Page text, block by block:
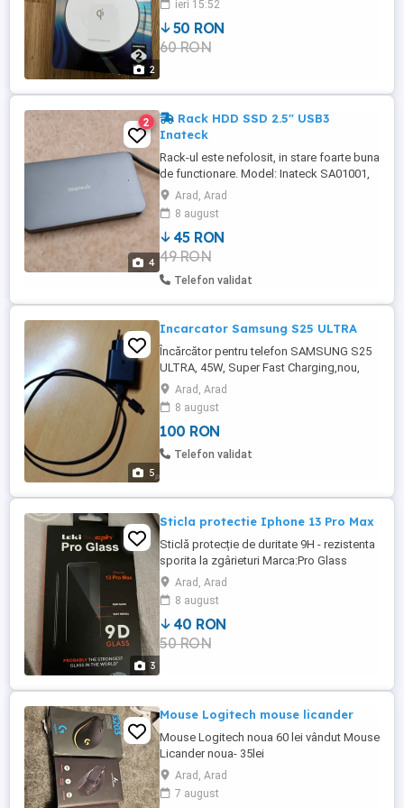
2
ieri 15:52
50 RON
60 RON
4
2
Rack HDD SSD 2.5" USB3
Inateck
Rack-ul este nefolosit, in stare foarte buna
de functionare. Model: Inateck SA01001,
Ultra slim 2.5" Enclosure Interfata: USB3
HDD SSD compatibile: SATA III II I, max.9.5
mm Material: aluminium
Arad, Arad
8 august
45 RON
49 RON
Telefon validat
5
Incarcator Samsung S25 ULTRA
Încărcător pentru telefon SAMSUNG S25
ULTRA, 45W, Super Fast Charging,nou,
nefolosit.
Arad, Arad
8 august
100 RON
Telefon validat
3
Sticla protectie Iphone 13 Pro Max
Sticlă protecție de duritate 9H - rezistenta
sporita la zgârieturi Marca:Pro Glass
Pentru IPhone 13 Pro Max, sticla protecție
față , este sigilat!
Arad, Arad
8 august
40 RON
50 RON
Mouse Logitech mouse licander
Mouse Logitech noua 60 lei vândut Mouse
Licander noua- 35lei
Arad, Arad
7 august